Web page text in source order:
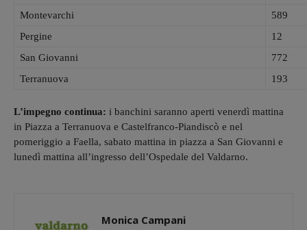
Montevarchi
589
Pergine
12
San Giovanni
772
Terranuova
193
L’impegno continua: i banchini saranno aperti venerdì mattina
in Piazza a Terranuova e Castelfranco-Piandiscò e nel
pomeriggio a Faella, sabato mattina in piazza a San Giovanni e
lunedì mattina all’ingresso dell’Ospedale del Valdarno.
Monica Campani